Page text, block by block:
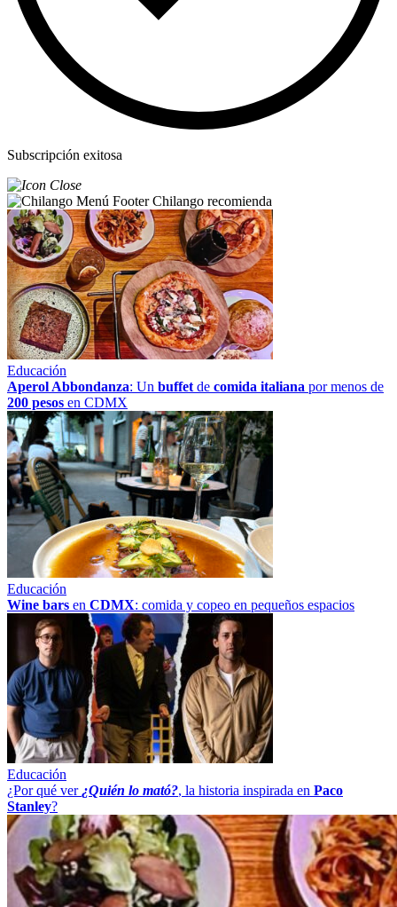
Subscripción exitosa
Chilango recomienda
Educación
Aperol Abbondanza: Un buffet de comida italiana por menos de
200 pesos en CDMX
Educación
Wine bars en CDMX: comida y copeo en pequeños espacios
Educación
¿Por qué ver ¿Quién lo mató?, la historia inspirada en Paco
Stanley?